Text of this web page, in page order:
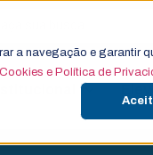
a navegação e garantir
e Política de